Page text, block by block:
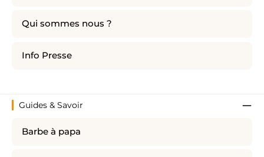
Qui sommes nous ?
Info Presse
Guides & Savoir
Barbe à papa